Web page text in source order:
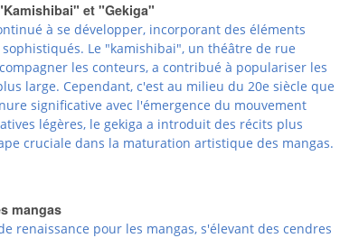
et "Gekiga"
à se développer, incorporant des éléments
Le "kamishibai", un théâtre de rue
les conteurs, a contribué à populariser les
large. Cependant, c'est au milieu du 20e siècle que
significative avec l'émergence du mouvement
légères, le gekiga a introduit des récits plus
cruciale dans la maturation artistique des mangas.
mangas
renaissance pour les mangas, s'élevant des cendres